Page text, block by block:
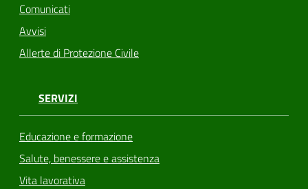
Comunicati
Avvisi
Allerte di Protezione Civile
SERVIZI
Educazione e formazione
Salute, benessere e assistenza
Vita lavorativa